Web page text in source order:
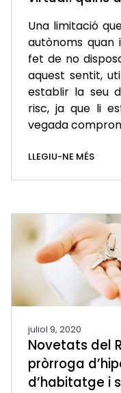
Una limitació
autònoms
fet de no
aquest sentit,
establir la seu
risc, ja que li
vegada
LLEGIU-NE MÉS
juliol 9, 2020
Novetats del
pròrroga
d’habitatge i